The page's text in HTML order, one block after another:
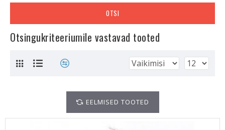
OTSI
Otsingukriteeriumile vastavad tooted
EELMISED TOOTED